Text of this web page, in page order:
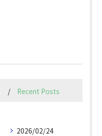
Recent Posts
2026/02/24